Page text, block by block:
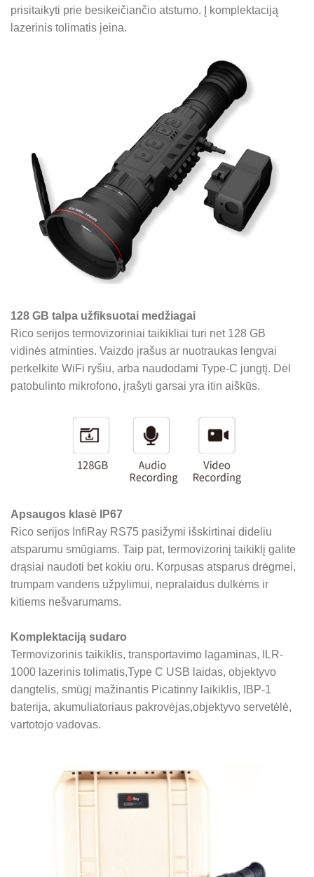
prisitaikyti prie besikeičiančio atstumo. Į komplektaciją
lazerinis tolimatis įeina.
128 GB talpa užfiksuotai medžiagai
Rico serijos termovizoriniai taikikliai turi net 128 GB
vidinės atminties. Vaizdo įrašus ar nuotraukas lengvai
perkelkite WiFi ryšiu, arba naudodami Type-C jungtį. Dėl
patobulinto mikrofono, įrašyti garsai yra itin aiškūs.
Apsaugos klasė IP67
Rico serijos InfiRay RS75 pasižymi išskirtinai dideliu
atsparumu smūgiams. Taip pat, termovizorinį taikiklį galite
drąsiai naudoti bet kokiu oru. Korpusas atsparus drėgmei,
trumpam vandens užpylimui, nepralaidus dulkėms ir
kitiems nešvarumams.
Komplektaciją sudaro
Termovizorinis taikiklis, transportavimo lagaminas, ILR-
1000 lazerinis tolimatis,Type C USB laidas, objektyvo
dangtelis, smūgį mažinantis Picatinny laikiklis, IBP-1
baterija, akumuliatoriaus pakrovėjas,objektyvo servetėlė,
vartotojo vadovas.